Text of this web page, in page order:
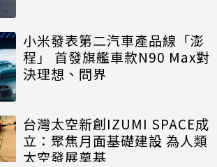
小米發表第二汽車產品線「澎
程」 首發旗艦車款N90 Max對
決理想、問界
台灣太空新創IZUMI SPACE成
立：聚焦月面基礎建設 為人類
太空發展奠基